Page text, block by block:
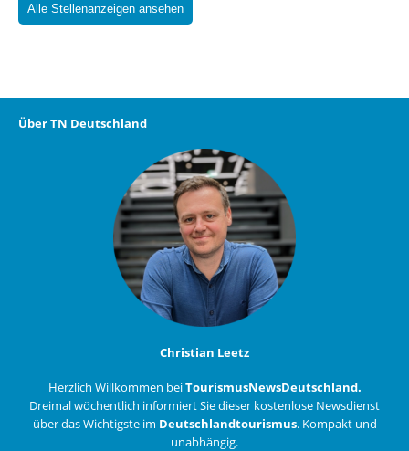
Alle Stellenanzeigen ansehen
Über TN Deutschland
Christian Leetz
Herzlich Willkommen beiTourismusNewsDeutschland.
Dreimal wöchentlich informiert Sie dieser kostenlose Newsdienst
über das Wichtigste im Deutschlandtourismus. Kompakt und
unabhängig.